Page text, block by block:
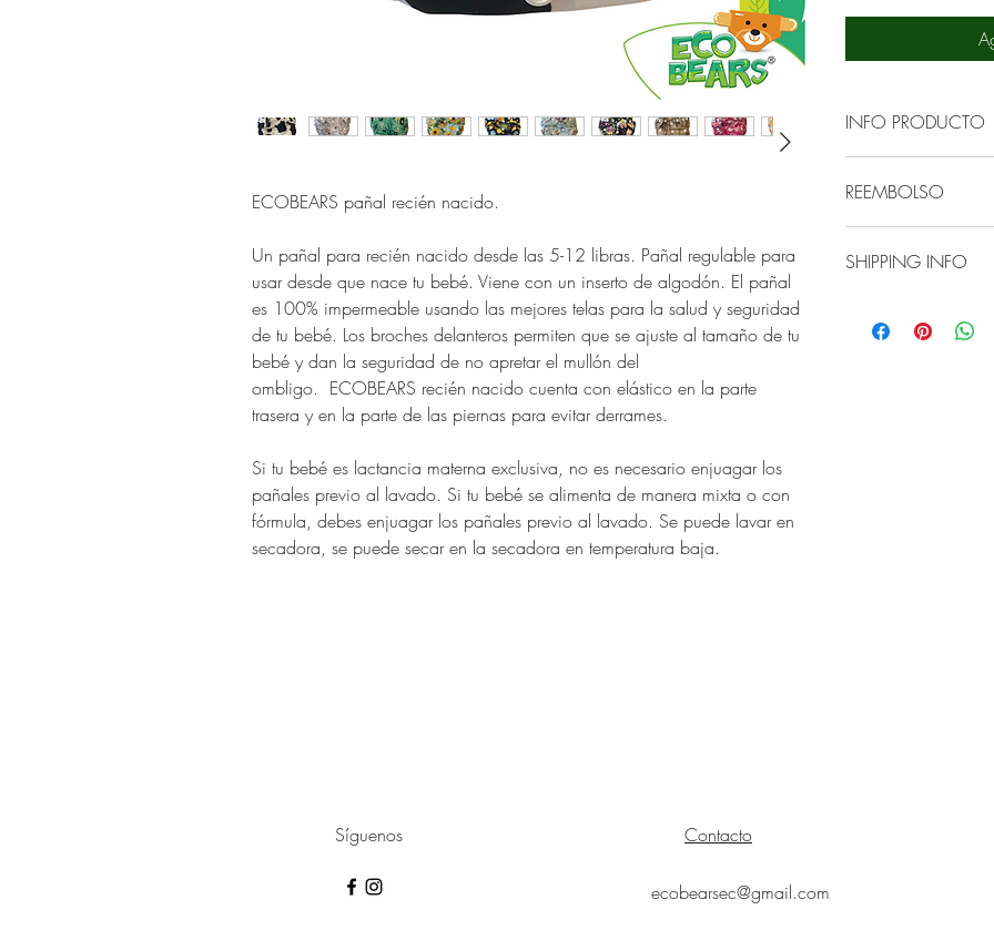
ECOBEARS pañal recién nacido.
Un pañal para recién nacido desde las 5-12 libras. Pañal regulable para
usar desde que nace tu bebé. Viene con un inserto de algodón. El pañal
es 100% impermeable usando las mejores telas para la salud y seguridad
de tu bebé. Los broches delanteros permiten que se ajuste al tamaño de tu
bebé y dan la seguridad de no apretar el mullón del
ombligo. ECOBEARS recién nacido cuenta con elástico en la parte
trasera y en la parte de las piernas para evitar derrames.
Si tu bebé es lactancia materna exclusiva, no es necesario enjuagar los
pañales previo al lavado. Si tu bebé se alimenta de manera mixta o con
fórmula, debes enjuagar los pañales previo al lavado. Se puede lavar en
secadora, se puede secar en la secadora en temperatura baja.
INFO PRODUCTO
impermeable que
exterior y tela de
ECOBEARS
secar en la
REEMBOLSO
arreglo del mismo
mal uso del
aplicable. Los
SHIPPING INFO
Utilizaremos el
Síguenos Contacto
ecobearsec@gmail.com